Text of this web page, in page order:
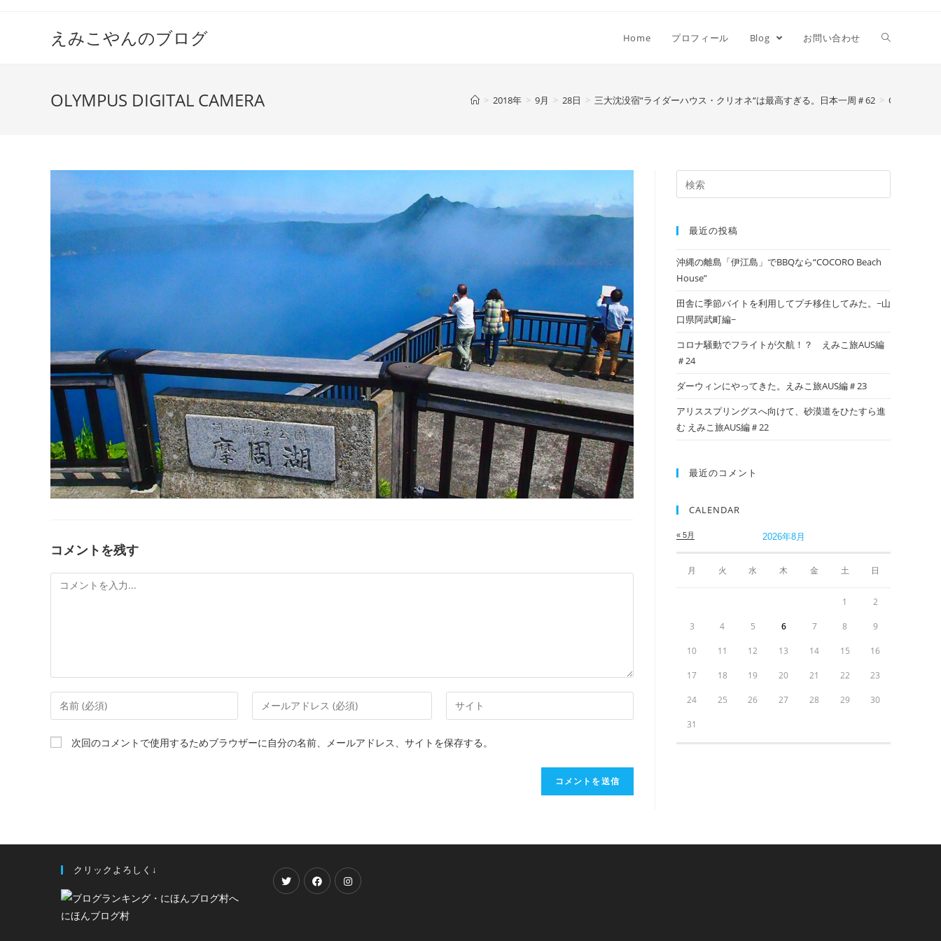
えみこやんのブログ Home プロフィール Blog お問い合わせ
OLYMPUS DIGITAL CAMERA > 2018年 > 9月 > 28日 > 三大沈没宿“ライダーハウス・クリオネ“は最高すぎる。日本一周＃62 > OLYMPUS
コメントを残す
次回のコメントで使用するためブラウザーに自分の名前、メールアドレス、サイトを保存する。
最近の投稿
沖縄の離島「伊江島」でBBQなら“COCORO Beach
House”
田舎に季節バイトを利用してプチ移住してみた。~山
口県阿武町編~
コロナ騒動でフライトが欠航！？ えみこ旅AUS編
＃24
ダーウィンにやってきた。えみこ旅AUS編＃23
アリススプリングスへ向けて、砂漠道をひたすら進
む えみこ旅AUS編＃22
最近のコメント
CALENDAR
2026年8月
月 火 水 木 金 土 日
« 5月
1 2
3 4 5 6 7 8 9
10 11 12 13 14 15 16
17 18 19 20 21 22 23
24 25 26 27 28 29 30
31
クリックよろしく↓
にほんブログ村